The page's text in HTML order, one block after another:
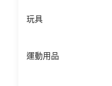
玩具
運動用品